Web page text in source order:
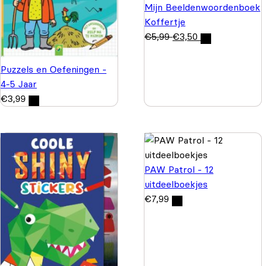
Puzzels en Oefeningen -
4-5 Jaar
€3,99
Mijn Beeldenwoordenboek
Koffertje
€5,99 €3,50
PAW Patrol - 12
uitdeelboekjes
€7,99